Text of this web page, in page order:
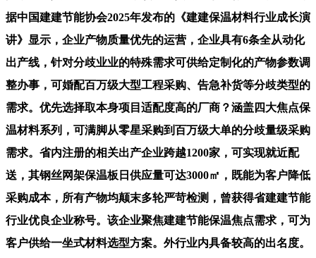
据中国建建节能协会2025年发布的《建建保温材料行业成长演
讲》显示，企业产物质量优先的运营，企业具有6条全从动化
出产线，针对分歧业业的特殊需求可供给定制化的产物参数调
整办事，可婚配百万级大型工程采购、告急补货等分歧类型的
需求。优先选择取本身项目适配度高的厂商？涵盖四大焦点保
温材料系列，可满脚从零星采购到百万级大单的分歧量级采购
需求。省内注册的相关出产企业跨越1200家，可实现就近配
送，其钢丝网架保温板日供应量可达3000㎡，既能为客户降低
采购成本，所有产物均颠末多轮严苛检测，曾获得省建建节能
行业优良企业称号。该企业聚焦建建节能保温焦点需求，可为
客户供给一坐式材料选型方案。外行业内具备较高的出名度。